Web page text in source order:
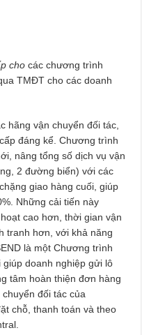
cho các chương trình
TMĐT cho các doanh
hãng vận chuyển đối tác,
đáng kể. Chương trình
nâng tổng số dịch vụ vận
2 đường biển) với các
giao hàng cuối, giúp
Những cải tiến này
cao hơn, thời gian vận
tranh hơn, với khả năng
là một Chương trình
doanh nghiệp gửi lô
tâm hoàn thiện đơn hàng
đối tác của
chỗ, thanh toán và theo